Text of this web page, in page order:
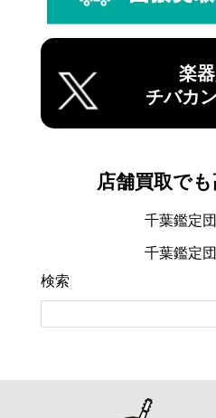
楽
チバカ
店舗買取でも
千葉鑑定
千葉鑑定
検索